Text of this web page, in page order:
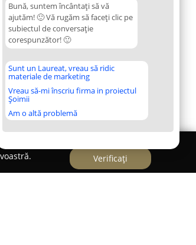
Bună, suntem încântați să vă
ajutăm! 🙂 Vă rugăm să faceți clic pe
subiectul de conversație
corespunzător! 🙂
Sunt un Laureat, vreau să ridic
materiale de marketing
Vreau să-mi înscriu firma in proiectul
Șoimii
Am o altă problemă
Verificați